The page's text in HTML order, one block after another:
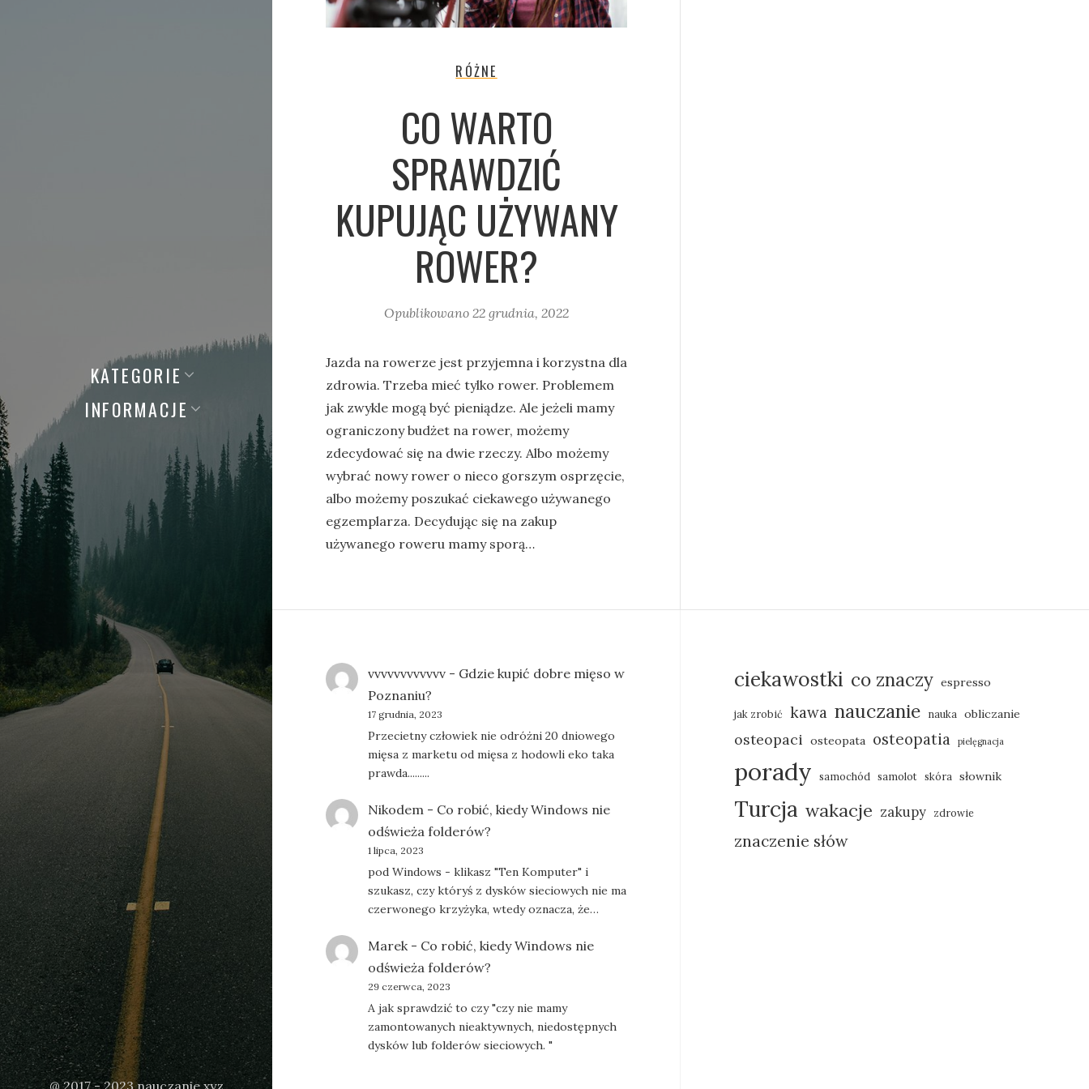
KATEGORIE
INFORMACJE
@ 2017 - 2023 nauczanie.xyz
RÓŻNE
CO WARTO
SPRAWDZIĆ
KUPUJĄC UŻYWANY
ROWER?
Opublikowano 22 grudnia, 2022
Jazda na rowerze jest przyjemna i korzystna dla
zdrowia. Trzeba mieć tylko rower. Problemem
jak zwykle mogą być pieniądze. Ale jeżeli mamy
ograniczony budżet na rower, możemy
zdecydować się na dwie rzeczy. Albo możemy
wybrać nowy rower o nieco gorszym osprzęcie,
albo możemy poszukać ciekawego używanego
egzemplarza. Decydując się na zakup
używanego roweru mamy sporą…
vvvvvvvvvvvv- Gdzie kupić dobre mięso w
Poznaniu?
17 grudnia, 2023
Przecietny człowiek nie odróżni 20 dniowego
mięsa z marketu od mięsa z hodowli eko taka
prawda.........
Nikodem - Co robić, kiedy Windows nie
odświeża folderów?
1 lipca, 2023
pod Windows - klikasz "Ten Komputer" i
szukasz, czy któryś z dysków sieciowych nie ma
czerwonego krzyżyka, wtedy oznacza, że…
Marek- Co robić, kiedy Windows nie
odświeża folderów?
29 czerwca, 2023
A jak sprawdzić to czy "czy nie mamy
zamontowanych nieaktywnych, niedostępnych
dysków lub folderów sieciowych. "
ciekawostki co znaczy espresso
jak zrobić kawa nauczanie nauka obliczanie
osteopaci osteopata osteopatia pielęgnacja
porady samochód samolot skóra słownik
Turcja wakacje zakupy zdrowie
znaczenie słów